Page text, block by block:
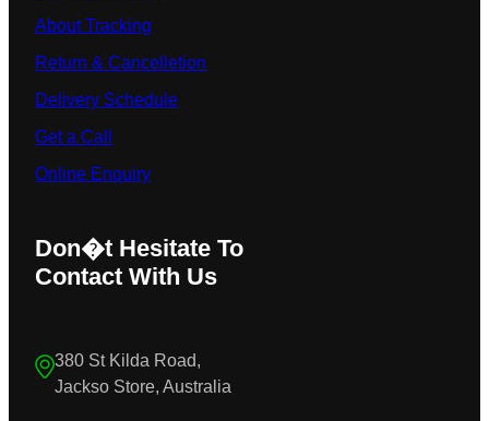
About Tracking
Return & Cancelletion
Delivery Schedule
Get a Call
Online Enquiry
Don�t Hesitate To
Contact With Us
380 St Kilda Road,
Jackso Store, Australia